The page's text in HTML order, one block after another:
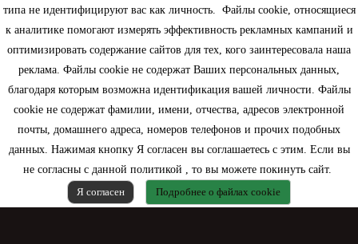
типа не идентифицируют вас как личность. Файлы cookie, относящиеся
к аналитике помогают измерять эффективность рекламных кампаний и
оптимизировать содержание сайтов для тех, кого заинтересовала наша
реклама. Файлы cookie не содержат Ваших персональных данных,
благодаря которым возможна идентификация вашей личности. Файлы
cookie не содержат фамилии, имени, отчества, адресов электронной
почты, домашнего адреса, номеров телефонов и прочих подобных
данных. Нажимая кнопку Я согласен вы соглашаетесь с этим. Если вы
не согласны с данной политикой , то вы можете покинуть сайт.
Я согласен
Подробнее о файлах cookie
Информация
Моя учетная запись
Контактная информация